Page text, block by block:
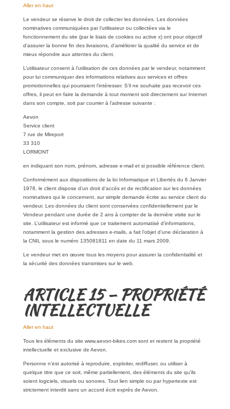
Aller en haut
Le vendeur se réserve le droit de collecter les données. Les données
nominatives communiquées par l’utilisateur ou collectées via le
fonctionnement du site (par le biais de cookies ou active x) ont pour objectif
d’assurer la bonne fin des livraisons, d’améliorer la qualité du service et de
mieux répondre aux attentes du client.
L’utilisateur consent à l’utilisation de ces données par le vendeur, notamment
pour lui communiquer des informations relatives aux services et offres
promotionnelles qui pourraient l’intéresser. S’il ne souhaite pas recevoir ces
offres, il peut en faire la demande à tout moment soit directement sur Internet
dans son compte, soit par courrier à l’adresse suivante :
Aevon
Service client
7 rue de Mireport
33 310
LORMONT
en indiquant son nom, prénom, adresse e-mail et si possible référence client.
Conformément aux dispositions de la loi Informatique et Libertés du 6 Janvier
1978, le client dispose d’un droit d’accès et de rectification sur les données
nominatives qui le concernent, sur simple demande écrite au service client du
vendeur. Les données du client sont conservées confidentiellement par le
Vendeur pendant une durée de 2 ans à compter de la dernière visite sur le
site. L’utilisateur est informé que ce traitement automatisé d’informations,
notamment la gestion des adresses e-mails, a fait l’objet d’une déclaration à
la CNIL sous le numéro 135081811 en date du 11 mars 2009.
Le vendeur met en œuvre tous les moyens pour assurer la confidentialité et
la sécurité des données transmises sur le web.
ARTICLE 15 – PROPRIÉTÉ
INTELLECTUELLE
Aller en haut
Tous les éléments du site www.aevon-bikes.com sont et restent la propriété
intellectuelle et exclusive de Aevon.
Personne n’est autorisé à reproduire, exploiter, rediffuser, ou utiliser à
quelque titre que ce soit, même partiellement, des éléments du site qu’ils
soient logiciels, visuels ou sonores. Tout lien simple ou par hypertexte est
strictement interdit sans un accord écrit exprès de Aevon.